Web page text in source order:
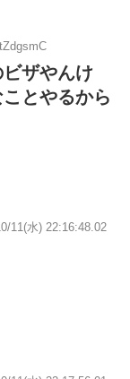
ザやんけ
とやるから
11(水) 22:16:48.02